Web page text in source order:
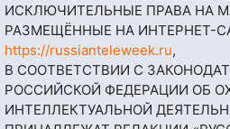
ИСКЛЮЧИТЕЛЬНЫЕ ПРАВА НА
РАЗМЕЩЁННЫЕ НА ИНТЕРНЕТ-
https://russianteleweek.ru,
В СООТВЕТСТВИИ С
РОССИЙСКОЙ ФЕДЕРАЦИИ ОБ
ИНТЕЛЛЕКТУАЛЬНОЙ